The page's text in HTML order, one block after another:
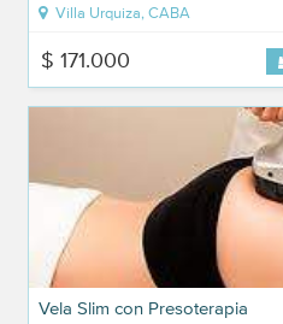
Villa Urquiza, CABA
$ 171.000
Vela Slim con Presoterapia